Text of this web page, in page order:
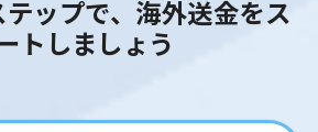
ップで、海外送金をス
トしましょう